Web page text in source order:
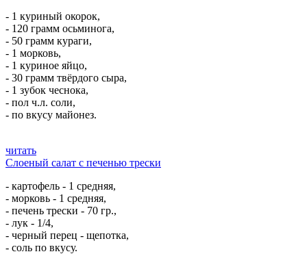
- 1 куриный окорок,
- 120 грамм осьминога,
- 50 грамм кураги,
- 1 морковь,
- 1 куриное яйцо,
- 30 грамм твёрдого сыра,
- 1 зубок чеснока,
- пол ч.л. соли,
- по вкусу майонез.
читать
Слоеный салат с печенью трески
- картофель - 1 средняя,
- морковь - 1 средняя,
- печень трески - 70 гр.,
- лук - 1/4,
- черный перец - щепотка,
- соль по вкусу.